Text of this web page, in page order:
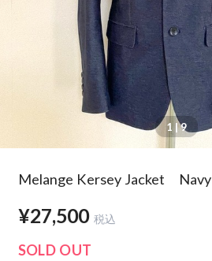
1 | 9
Melange Kersey Jacket Navy
¥27,500 税込
SOLD OUT